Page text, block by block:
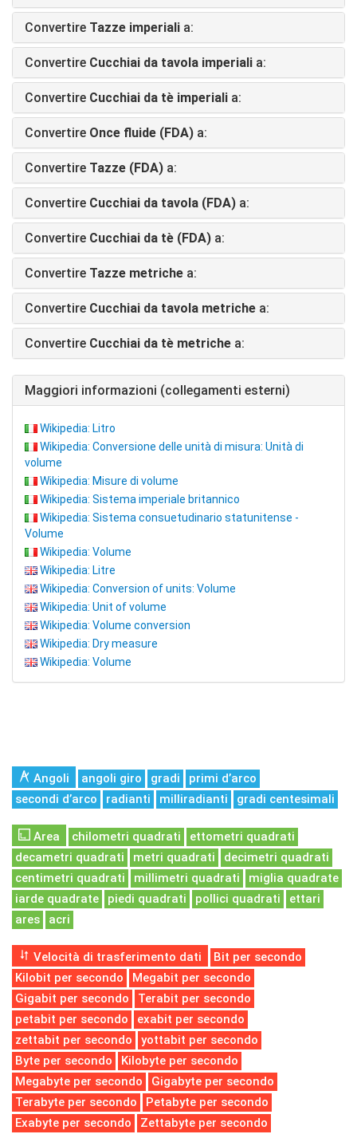
Convertire Tazze imperiali a:
Convertire Cucchiai da tavola imperiali a:
Convertire Cucchiai da tè imperiali a:
Convertire Once fluide (FDA) a:
Convertire Tazze (FDA) a:
Convertire Cucchiai da tavola (FDA) a:
Convertire Cucchiai da tè (FDA) a:
Convertire Tazze metriche a:
Convertire Cucchiai da tavola metriche a:
Convertire Cucchiai da tè metriche a:
Maggiori informazioni (collegamenti esterni)
Wikipedia: Litro
Wikipedia: Conversione delle unità di misura: Unità di
volume
Wikipedia: Misure di volume
Wikipedia: Sistema imperiale britannico
Wikipedia: Sistema consuetudinario statunitense -
Volume
Wikipedia: Volume
Wikipedia: Litre
Wikipedia: Conversion of units: Volume
Wikipedia: Unit of volume
Wikipedia: Volume conversion
Wikipedia: Dry measure
Wikipedia: Volume
Angoli angoli giro gradi
primi d’arco
secondi d’arco
radianti milliradianti gradi centesimali
Area chilometri quadrati
ettometri quadrati
decametri quadrati
metri quadrati
decimetri quadrati
centimetri quadrati
millimetri quadrati
miglia quadrate
iarde quadrate
piedi quadrati pollici quadrati
ettari
ares
acri
Velocità di trasferimento dati
Bit per secondo
Kilobit per secondo
Megabit per secondo
Gigabit per secondo
Terabit per secondo
petabit per secondo
exabit per secondo
zettabit per secondo
yottabit per secondo
Byte per secondo
Kilobyte per secondo
Megabyte per secondo
Gigabyte per secondo
Terabyte per secondo
Petabyte per secondo
Exabyte per secondo
Zettabyte per secondo